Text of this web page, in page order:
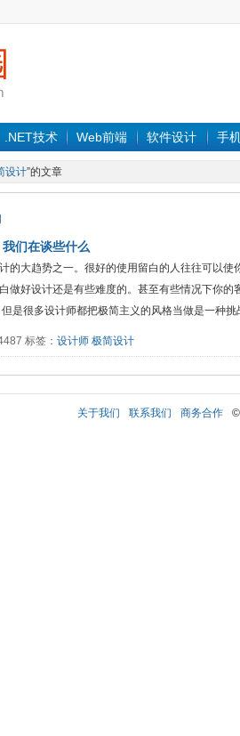
.NET技术 Web前端 软件设计 手
设计”的文章
们在谈些什么
的大趋势之一。很好的使用留白的人往往可以
做好设计还是有些难度的。甚至有些情况下你
是很多设计师都把极简主义的风格当做是一种挑
标签： 设计师 极简设计
关于我们 联系我们 商务合作